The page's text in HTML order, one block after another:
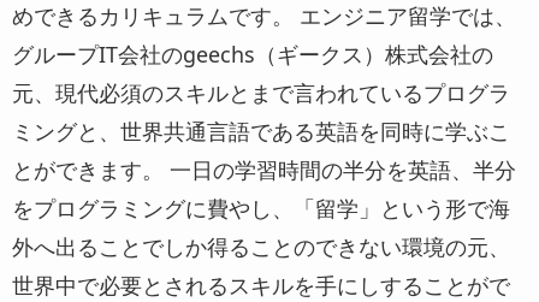
めできるカリキュラムです。 エンジニア留学では、
グループIT会社のgeechs（ギークス）株式会社の
元、現代必須のスキルとまで言われているプログラ
ミングと、世界共通言語である英語を同時に学ぶこ
とができます。 一日の学習時間の半分を英語、半分
をプログラミングに費やし、「留学」という形で海
外へ出ることでしか得ることのできない環境の元、
世界中で必要とされるスキルを手にしすることがで